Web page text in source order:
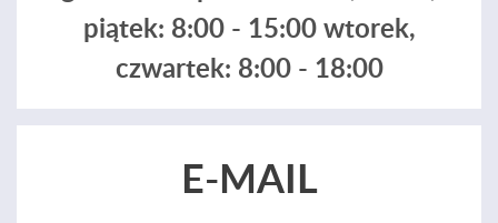
piątek: 8:00 - 15:00 wtorek,
czwartek: 8:00 - 18:00
E-MAIL